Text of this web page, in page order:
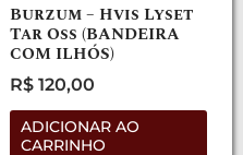
Burzum – Hvis Lyset
Tar Oss (BANDEIRA
COM ILHÓS)
Avaliação
0
R$ 120,00
ADICIONAR AO
CARRINHO